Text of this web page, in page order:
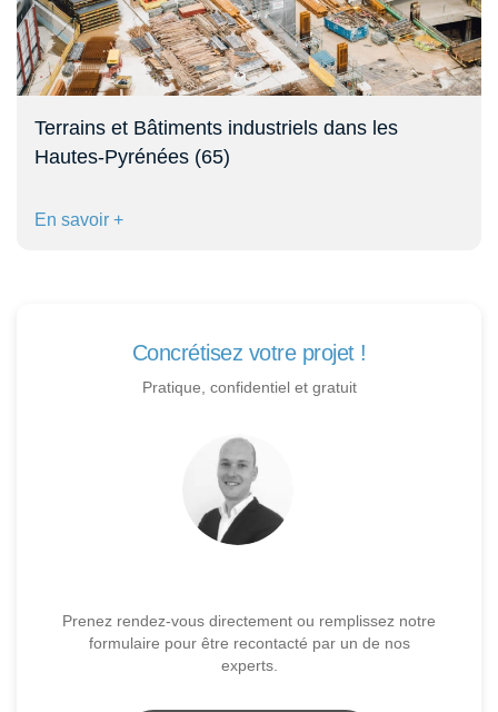
Terrains et Bâtiments industriels dans les
Hautes-Pyrénées (65)
En savoir +
Concrétisez votre projet !
Pratique, confidentiel et gratuit
Prenez rendez-vous directement ou remplissez notre
formulaire pour être recontacté par un de nos
experts.